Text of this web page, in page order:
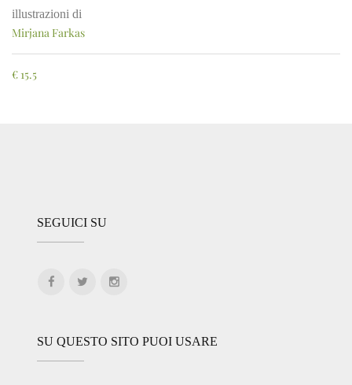
illustrazioni di
Mirjana Farkas
€ 15.5
SEGUICI SU
SU QUESTO SITO PUOI USARE